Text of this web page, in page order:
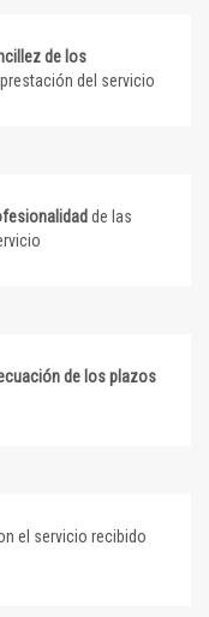
de los
del servicio
de las
de los plazos
el servicio recibido